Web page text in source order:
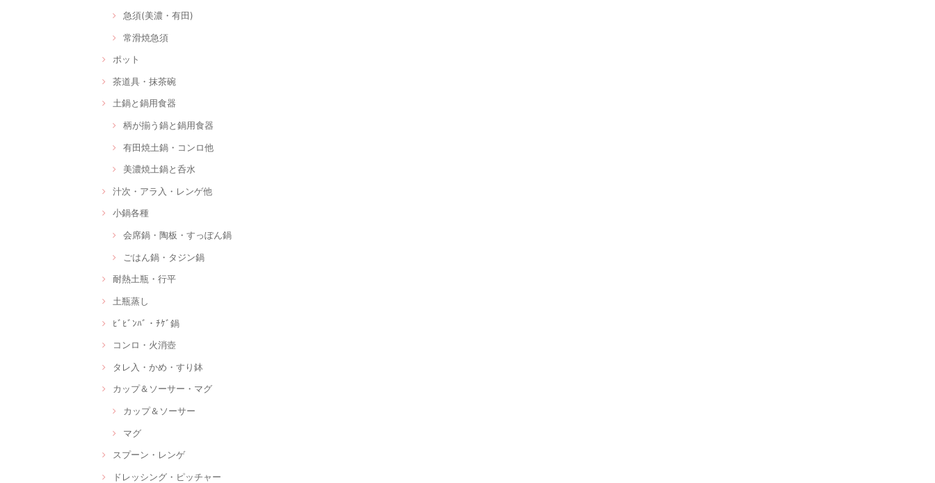
急須(美濃・有田)
常滑焼急須
ポット
茶道具・抹茶碗
土鍋と鍋用食器
柄が揃う鍋と鍋用食器
有田焼土鍋・コンロ他
美濃焼土鍋と呑水
汁次・アラ入・レンゲ他
小鍋各種
会席鍋・陶板・すっぽん鍋
ごはん鍋・タジン鍋
耐熱土瓶・行平
土瓶蒸し
ﾋﾞﾋﾞﾝﾊﾞ・ﾁｹﾞ鍋
コンロ・火消壺
タレ入・かめ・すり鉢
カップ＆ソーサー・マグ
カップ＆ソーサー
マグ
スプーン・レンゲ
ドレッシング・ピッチャー